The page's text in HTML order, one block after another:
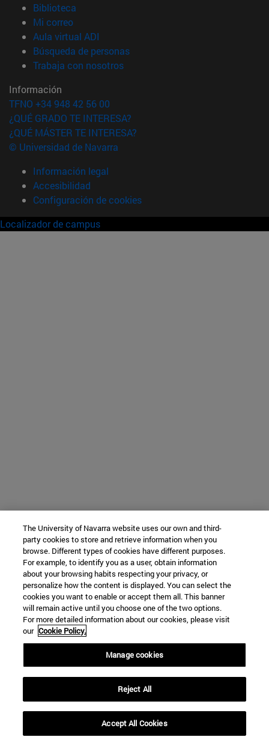
Biblioteca
Mi correo(abre en nueva ventana)
Aula virtual ADI
Búsqueda de personas(abre en nueva ventana)
Trabaja con nosotros(abre en nueva ventana)
Información
TFNO +34 948 42 56 00
¿QUÉ GRADO TE INTERESA?
¿QUÉ MÁSTER TE INTERESA?
© Universidad de Navarra
Información legal
Accesibilidad
Configuración de cookies
Localizador de campus
The University of Navarra website uses our own and third-
party cookies to store and retrieve information when you
browse. Different types of cookies have different purposes.
For example, to identify you as a user, obtain information
about your browsing habits respecting your privacy, or
personalize how the content is displayed. You can select the
cookies you want to enable or accept them all. This banner
will remain active until you choose one of the two options.
For more detailed information about our cookies, please visit
our Cookie Policy.
Manage cookies
Reject All
Accept All Cookies